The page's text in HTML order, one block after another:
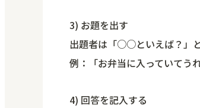
3) お題を出す
出題者は「○○といえば？」
例：「お弁当に入っていてう
4) 回答を記入する